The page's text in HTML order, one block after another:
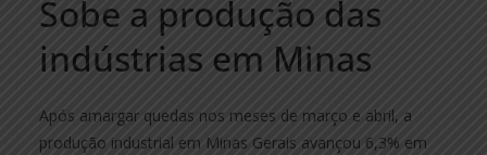
Sobe a produção das
indústrias em Minas
Após amargar quedas nos meses de março e abril, a
produção industrial em Minas Gerais avançou 6,3% em